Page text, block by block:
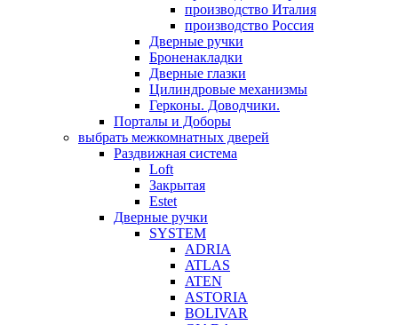
производство Италия
производство Россия
Дверные ручки
Броненакладки
Дверные глазки
Цилиндровые механизмы
Герконы. Доводчики.
Порталы и Доборы
выбрать межкомнатных дверей
Раздвижная система
Loft
Закрытая
Estet
Дверные ручки
SYSTEM
ADRIA
ATLAS
ATEN
ASTORIA
BOLIVAR